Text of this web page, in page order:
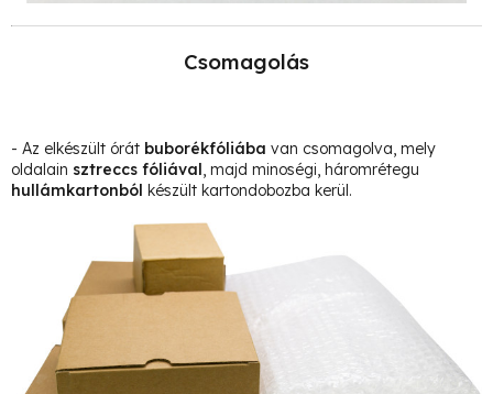
Csomagolás
- Az elkészült órát buborékfóliába van csomagolva, mely
oldalain sztreccs fóliával, majd minoségi, háromrétegu
hullámkartonból készült kartondobozba kerül.